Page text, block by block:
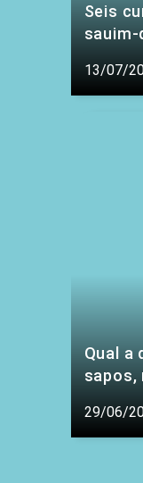
Seis
13/07/
Qual a
sapos,
29/06/